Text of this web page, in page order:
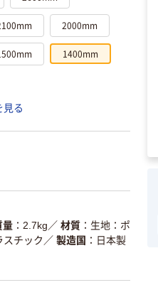
2000mm
1400mm
見る
量 2.7kg ／ 材質
生地：ポ
スチック ／ 製造国 日本製